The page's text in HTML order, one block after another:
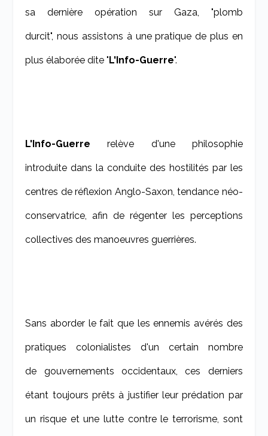
sa dernière opération sur Gaza, "plomb
durcit", nous assistons à une pratique de plus en
plus élaborée dite "L'Info-Guerre".
L'Info-Guerre relève d'une philosophie
introduite dans la conduite des hostilités par les
centres de réflexion Anglo-Saxon, tendance néo-
conservatrice, afin de régenter les perceptions
collectives des manoeuvres guerrières.
Sans aborder le fait que les ennemis avérés des
pratiques colonialistes d'un certain nombre
de gouvernements occidentaux, ces derniers
étant toujours prêts à justifier leur prédation par
un risque et une lutte contre le terrorisme, sont